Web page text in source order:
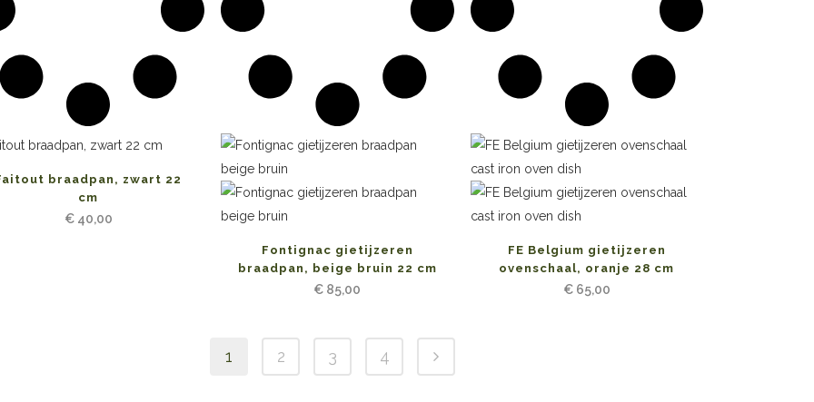
braadpan, zwart 22
cm
€40,00
Fontignac gietijzeren
braadpan, beige bruin 22 cm
€ 85,00
FE Belgium gietijzeren
ovenschaal, oranje 28 cm
€65,00
1 2 3 4